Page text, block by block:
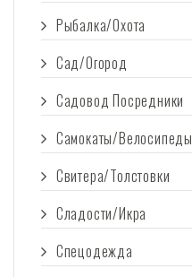
Рыбалка/Охота
Сад/Огород
Садовод Посредники
Самокаты/Велосипеды
Свитера/Толстовки
Сладости/Икра
Спецодежда